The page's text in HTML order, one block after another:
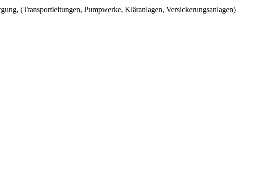
(Transportleitungen, Pumpwerke, Kläranlagen, Versickerungsanlagen)